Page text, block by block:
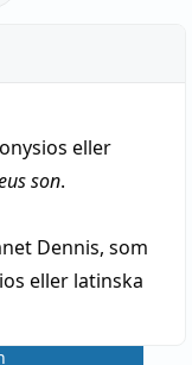
eller
son.
Dennis, som
eller latinska